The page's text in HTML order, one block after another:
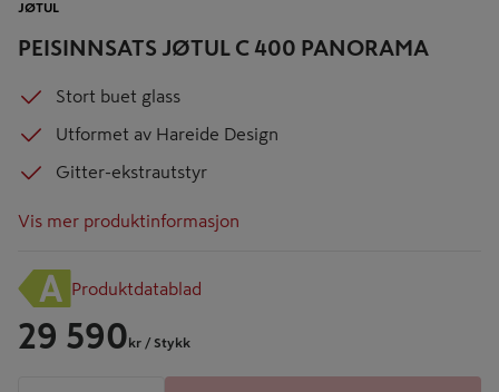
PEISINNSATS JØTUL C 400 PANORAMA
JØTUL
Stort buet glass
Utformet av Hareide Design
Gitter-ekstrautstyr
Vis mer produktinformasjon
Produktdatablad
29 590 kr / Stykk